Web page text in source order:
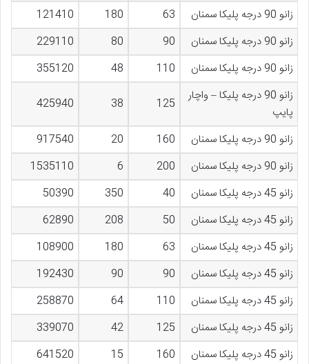
زانو 90 درجه پلیکا سمنان 63
180
121410
زانو 90 درجه پلیکا سمنان
90
80
229110
زانو 90 درجه پلیکا سمنان
110
48
355120
زانو 90 درجه پلیکا – واچار
پایپ
125
38
425940
زانو 90 درجه پلیکا سمنان 160
20
917540
زانو 90 درجه پلیکا سمنان
200
6
1535110
زانو 45 درجه پلیکا سمنان
40
350
50390
زانو 45 درجه پلیکا سمنان
50
208
62890
زانو 45 درجه پلیکا سمنان
63
180
108900
زانو 45 درجه پلیکا سمنان
90
90
192430
زانو 45 درجه پلیکا سمنان
110
64
258870
زانو 45 درجه پلیکا سمنان
125
42
339070
زانو 45 درجه پلیکا سمنان
160
15
641520